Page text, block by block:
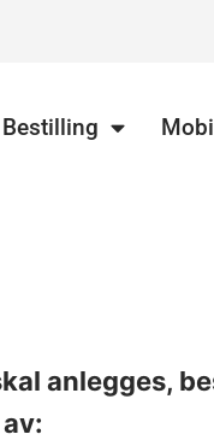
Bestilling
anlegges,